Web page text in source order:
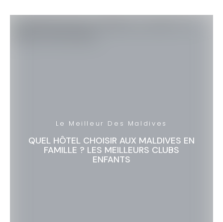
Le Meilleur Des Maldives
QUEL HÔTEL CHOISIR AUX MALDIVES EN
FAMILLE ? LES MEILLEURS CLUBS
ENFANTS